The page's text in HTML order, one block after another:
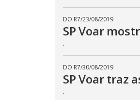
DO R7/23/08/2019
SP Voar
.
DO R7/30/08/2019
SP Voar traz
.